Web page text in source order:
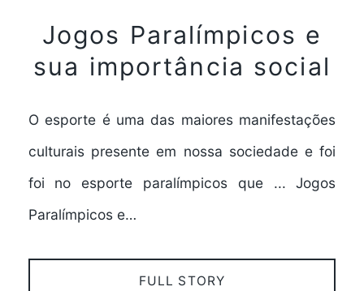
Jogos Paralímpicos e
sua importância social
O esporte é uma das maiores manifestações
culturais presente em nossa sociedade e foi
foi no esporte paralímpicos que ... Jogos
Paralímpicos e…
FULL STORY